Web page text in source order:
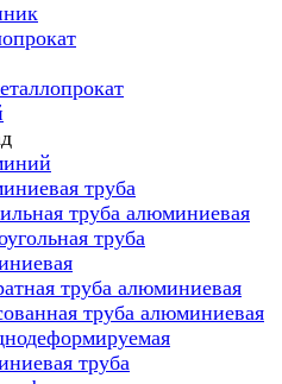
труба
труба алюминиевая
труба
труба алюминиевая
труба алюминиевая
труба